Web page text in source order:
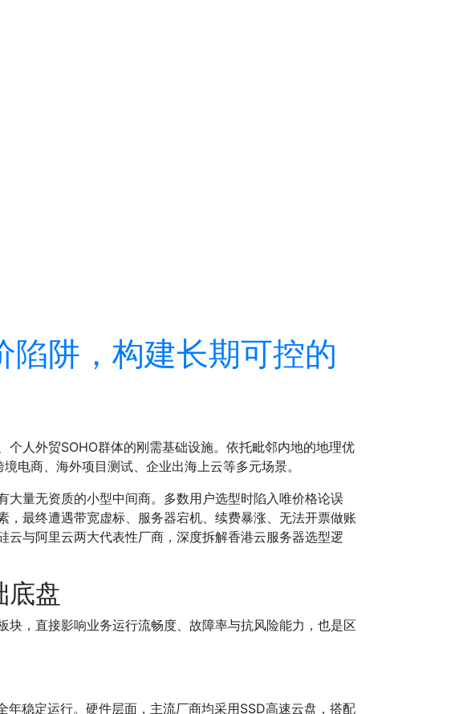
阱，构建长期可控的
人外贸SOHO群体的刚需基础设施。依托毗邻内地的地理优
电商、海外项目测试、企业出海上云等多元场景。
量无资质的小型中间商。多数用户选型时陷入唯价格论误
最终遭遇带宽虚标、服务器宕机、续费暴涨、无法开票做账
与阿里云两大代表性厂商，深度拆解香港云服务器选型逻
底盘
，直接影响业务运行流畅度、故障率与抗风险能力，也是区
稳定运行。硬件层面，主流厂商均采用SSD高速云盘，搭配